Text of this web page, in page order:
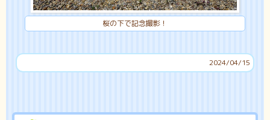
桜の下で記念撮影！
2024/04/15